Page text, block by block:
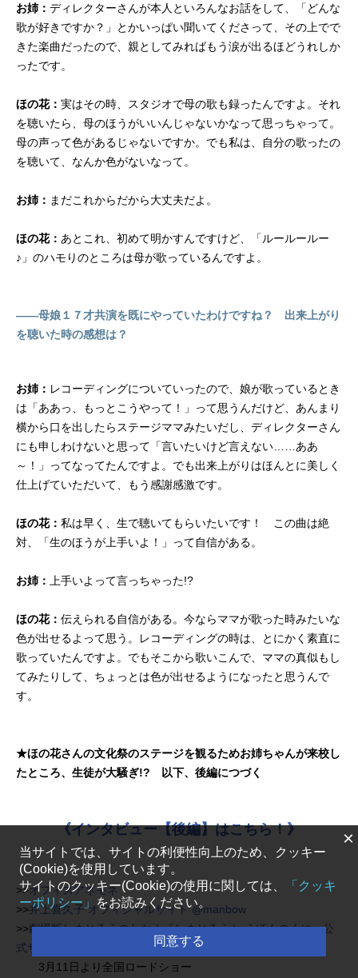
お姉： ディレクターさんが本人といろんなお話をして、「どんな
歌が好きですか？」とかいっぱい聞いてくださって、その上でで
きた楽曲だったので、親としてみればもう涙が出るほどうれしか
ったです。
ほの花： 実はその時、スタジオで母の歌も録ったんですよ。それ
を聴いたら、母のほうがいいんじゃないかなって思っちゃって。
母の声って色があるじゃないですか。でも私は、自分の歌ったの
を聴いて、なんか色がないなって。
お姉： まだこれからだから大丈夫だよ。
ほの花： あとこれ、初めて明かすんですけど、「ルールールー
♪」のハモりのところは母が歌っているんですよ。
――母娘１７才共演を既にやっていたわけですね？ 出来上がり
を聴いた時の感想は？
お姉： レコーディングについていったので、娘が歌っているとき
は「ああっ、もっとこうやって！」って思うんだけど、あんまり
横から口を出したらステージママみたいだし、ディレクターさん
にも申しわけないと思って「言いたいけど言えない……ああ
～！」ってなってたんですよ。でも出来上がりはほんとに美しく
仕上げていただいて、もう感謝感激です。
ほの花： 私は早く、生で聴いてもらいたいです！ この曲は絶
対、「生のほうが上手いよ！」って自信がある。
お姉： 上手いよって言っちゃった!?
ほの花： 伝えられる自信がある。今ならママが歌った時みたいな
色が出せるよって思う。レコーディングの時は、とにかく素直に
歌っていたんですよ。でもそこから歌いこんで、ママの真似もし
てみたりして、ちょっとは色が出せるようになったと思うんで
す。
★ほの花さんの文化祭のステージを観るためお姉ちゃんが来校し
たところ、生徒が大騒ぎ!? 以下、後編につづく
《インタビュー【後編】はこちら！》
>>オフィスアネモネ
>>井上喜久子 オフィシャルサイト @manbow
>>劇場版しまじろうのわお！『しまじろうと えほんのくに』公
式サイト
3月11日より全国ロードショー
×
当サイトでは、サイトの利便性向上のため、クッキー
(Cookie)を使用しています。
サイトのクッキー(Cookie)の使用に関しては、
「クッキ
ーポリシー」をお読みください。
同意する